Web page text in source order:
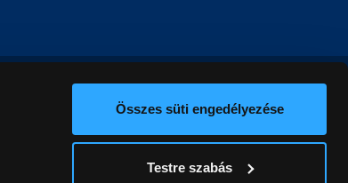
Összes süti engedélyezése
Testre szabás